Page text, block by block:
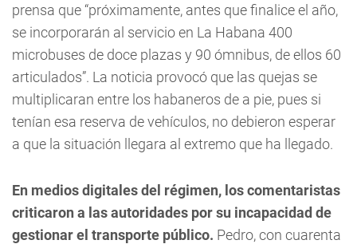
prensa que “próximamente, antes que finalice el año,
se incorporarán al servicio en La Habana 400
microbuses de doce plazas y 90 ómnibus, de ellos 60
articulados”. La noticia provocó que las quejas se
multiplicaran entre los habaneros de a pie, pues si
tenían esa reserva de vehículos, no debieron esperar
a que la situación llegara al extremo que ha llegado.
En medios digitales del régimen, los comentaristas
criticaron a las autoridades por su incapacidad de
gestionar el transporte público. Pedro, con cuarenta